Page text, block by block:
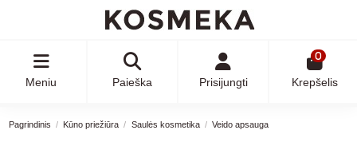
Meniu Paieška Prisijungti
0
Krepšelis
Pagrindinis Kūno priežiūra Saulės kosmetika Veido apsauga